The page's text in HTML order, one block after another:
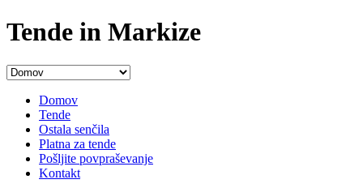
Tende in Markize
Domov
Tende
Ostala senčila
Platna za tende
Pošljite povpraševanje
Kontakt